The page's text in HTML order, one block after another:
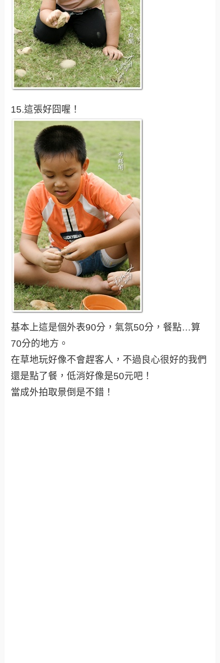
15.這張好囧喔！
基本上這是個外表90分，氣氛50分，餐點…算
70分的地方。
在草地玩好像不會趕客人，不過良心很好的我們
還是點了餐，低消好像是50元吧！
當成外拍取景倒是不錯！